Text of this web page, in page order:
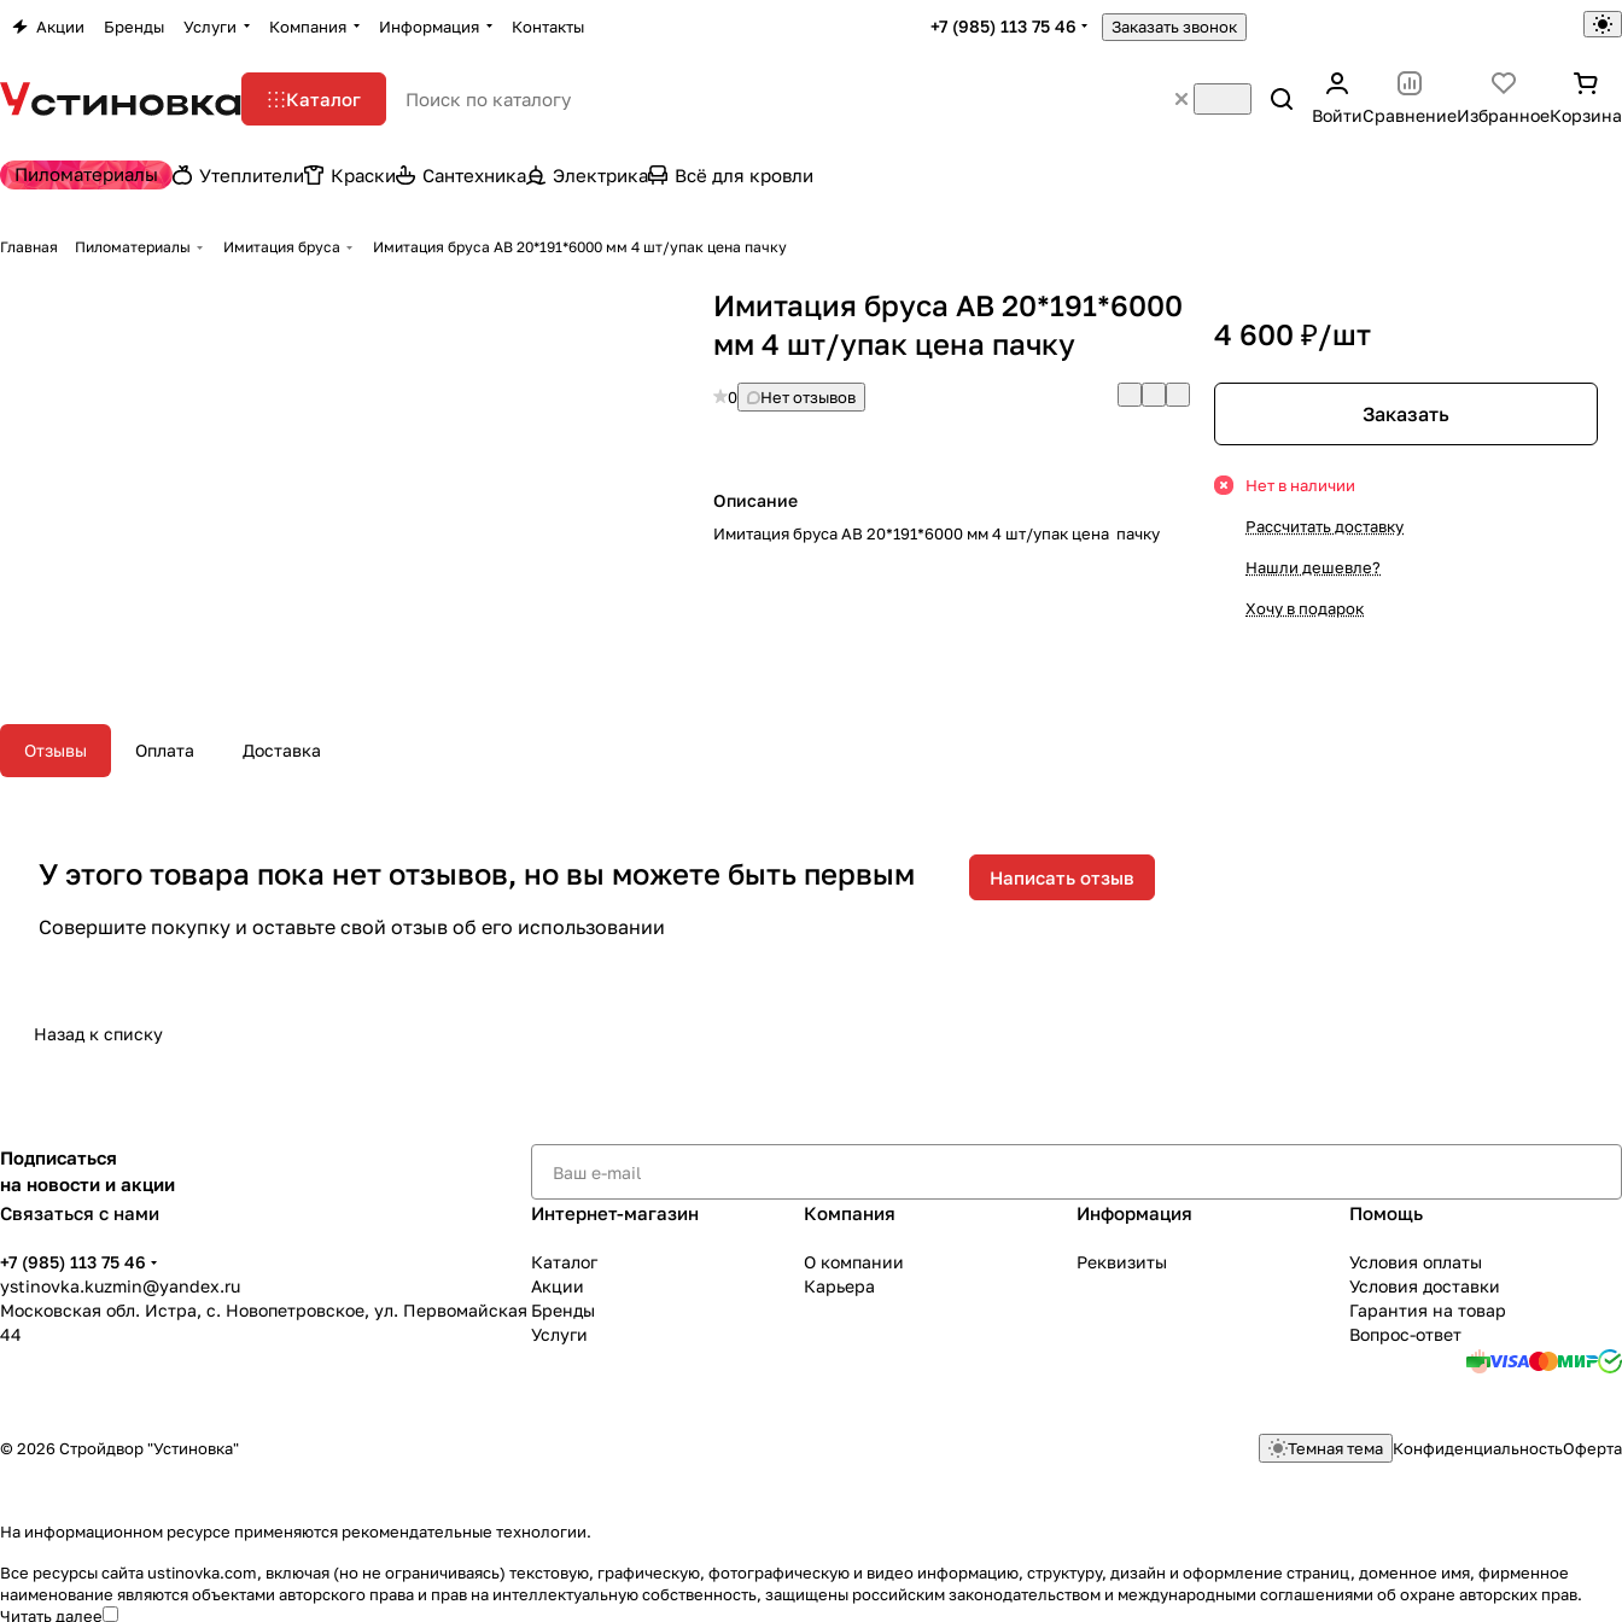
Акции Бренды Услуги Компания Информация Контакты +7 (985) 113 75 46 Заказать звонок
Каталог
ВойтиСравнениеИзбранноеКорзина
Пиломатериалы Утеплители Краски Сантехника Электрика Всё для кровли
Главная Пиломатериалы Имитация бруса Имитация бруса АВ 20*191*6000 мм 4 шт/упак цена пачку
Имитация бруса АВ 20*191*6000
мм 4 шт/упак цена пачку
0 Нет отзывов
Описание
Имитация бруса АВ 20*191*6000 мм 4 шт/упак цена пачку
4 600 ₽/шт
Заказать
Нет в наличии
Рассчитать доставку
Нашли дешевле?
Хочу в подарок
Отзывы Оплата Доставка
У этого товара пока нет отзывов, но вы можете быть первым
Совершите покупку и оставьте свой отзыв об его использовании
Написать отзыв
Назад к списку
Подписаться
на новости и акции
Связаться с нами
+7 (985) 113 75 46
ystinovka.kuzmin@yandex.ru
Московская обл. Истра, с. Новопетровское, ул. Первомайская
44
Интернет-магазин
Каталог
Акции
Бренды
Услуги
Компания
О компании
Карьера
Информация
Реквизиты
Помощь
Условия оплаты
Условия доставки
Гарантия на товар
Вопрос-ответ
© 2026 Стройдвор "Устиновка" Темная тема КонфиденциальностьОферта
На информационном ресурсе применяются рекомендательные технологии.
Все ресурсы сайта ustinovka.com, включая (но не ограничиваясь) текстовую, графическую, фотографическую и видео информацию, структуру, дизайн и оформление страниц, доменное имя, фирменное
наименование являются объектами авторского права и прав на интеллектуальную собственность, защищены российским законодательством и международными соглашениями об охране авторских прав.
Читать далее